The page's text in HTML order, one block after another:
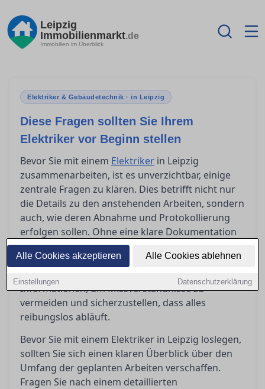
Alle Cookies akzeptieren Alle Cookies ablehnen
Einstellungen Datenschutzerklärung
Leipzig
Immobilienmarkt.de
Immobilien im Überblick
Elektriker & Gebäudetechnik · in Leipzig
Diese Fragen sollten Sie Ihrem
Elektriker vor Beginn stellen
Bevor Sie mit einem Elektriker in Leipzig
zusammenarbeiten, ist es unverzichtbar, einige
zentrale Fragen zu klären. Dies betrifft nicht nur
die Details zu den anstehenden Arbeiten, sondern
auch, wie deren Abnahme und Protokollierung
erfolgen sollen. Ohne eine klare Dokumentation
nach Abschluss der Arbeiten könnten
unerwartete Probleme auftauchen. Diese
Informationen, um Missverständnisse zu
vermeiden und sicherzustellen, dass alles
reibungslos abläuft.
Bevor Sie mit einem Elektriker in Leipzig loslegen,
sollten Sie sich einen klaren Überblick über den
Umfang der geplanten Arbeiten verschaffen.
Fragen Sie nach einem detaillierten